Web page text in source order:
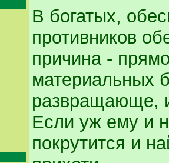
В богатых,
противников
причина -
материальных
развращающе,
Если уж ему и
покрутится и